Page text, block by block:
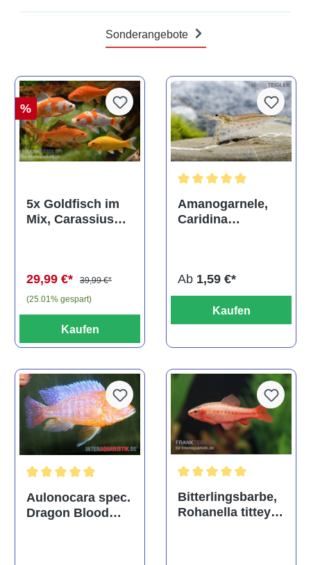
Sonderangebote
%
5x Goldfisch im
Mix, Carassius
29,99 €*
39,99 €*
(25.01% gespart)
Kaufen
Amanogarnele,
Caridina
Ab 1,59 €*
Kaufen
Durchschnittliche Bewertung von 5 von 5 Sternen
Aulonocara spec.
Dragon Blood
Bitterlingsbarbe,
Rohanella titteya,